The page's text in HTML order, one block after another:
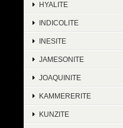
HYALITE
INDICOLITE
INESITE
JAMESONITE
JOAQUINITE
KAMMERERITE
KUNZITE